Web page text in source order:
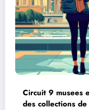
Circuit 9 musees
des collections